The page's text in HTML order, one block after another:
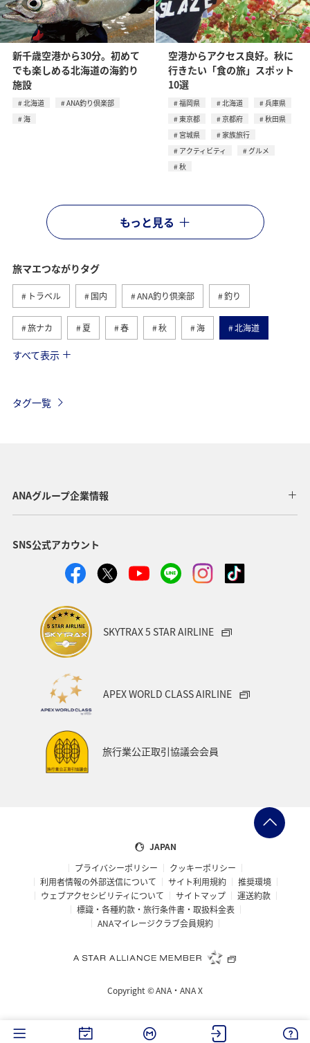
新千歳空港から30分。初めて
でも楽しめる北海道の海釣り
施設
北海道
ANA釣り倶楽部
海
空港からアクセス良好。秋に
行きたい「食の旅」スポット
10選
福岡県 北海道
兵庫県
東京都
京都府
秋田県
宮城県
家族旅行
アクティビティ
グルメ
秋
もっと見る
旅マエつながりタグ
トラベル 国内 ANA釣り倶楽部 釣り
旅ナカ 夏 春 秋 海 北海道
海外
ANAマイレージクラブ 四国地方
ANAショッピング A-style
ツアー 旅アト 静岡県
福岡県 アオリイカ
神奈川県 趣味
兵庫県
アメリカ・カナダ・中南米
大分県 お祭り・イベント
フランス
宮城県
オーストリア 東海地方 山形県 クロダイ
愛媛県 オーストラリア ホテル 岐阜県
青森県 京都府 東アジア
愛知県 ベトナム
ロウニンアジ（GT） 茨城県
すべて表示
タグ一覧
ANAグループ企業情報
SNS公式アカウント
SKYTRAX 5 STAR AIRLINE
APEX WORLD CLASS AIRLINE
旅行業公正取引協議会会員
JAPAN
プライバシーポリシー
クッキーポリシー
利用者情報の外部送信について
サイト利用規約
推奨環境
ウェブアクセシビリティについて
サイトマップ
運送約款
標識・各種約款・旅行条件書・取扱料金表
ANAマイレージクラブ会員規約
Copyright ©ANA・ANA X